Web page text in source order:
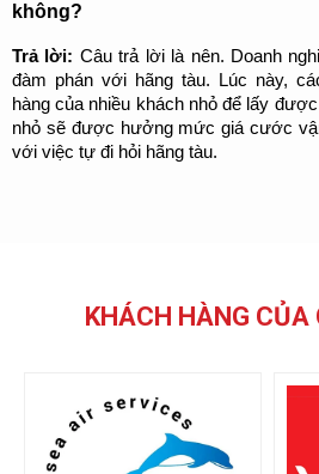
không?
Trả lời: Câu trả lời là nên. Doanh
đàm phán với hãng tàu. Lúc này,
hàng của nhiều khách nhỏ để lấy
nhỏ sẽ được hưởng mức giá cước
với việc tự đi hỏi hãng tàu.
KHÁCH HÀNG CỦA